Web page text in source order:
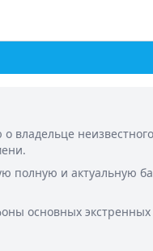
владельце
полную и актуальную
основных